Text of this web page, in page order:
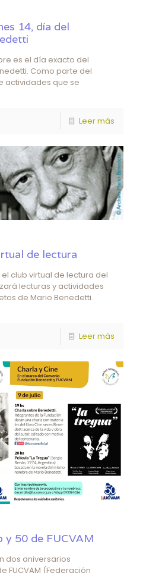
14, día del
es el día exacto del
Como parte del
actividades que se
Leer más
de lectura
club virtual de lectura del
lecturas y actividades
de Mario Benedetti.
Leer más
y 50 de FUCVAM
dos aniversarios
FUCVAM (Federación